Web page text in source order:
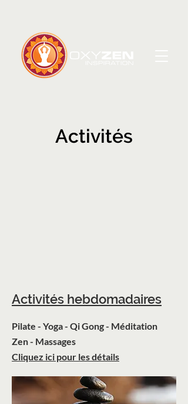
Activités
Activités hebdomadaires
Pilate - Yoga - Qi Gong - Méditation
Zen - Massages
Cliquez ici pour les détails